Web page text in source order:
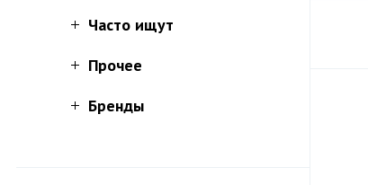
Часто ищут
Прочее
Бренды